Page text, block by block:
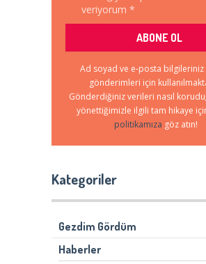
veriyorum *
Ad soyad ve e-posta bilgileriniz
gönderimleri için
Gönderdiğiniz verileri nasıl
yönettiğimizle ilgili tam hikaye
politikamıza göz atın!
Kategoriler
Gezdim Gördüm
Haberler